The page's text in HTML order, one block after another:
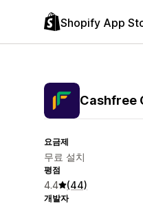
Shopify App
Cashfree
요금제
무료 설치
평점
4.4 (44)
개발자